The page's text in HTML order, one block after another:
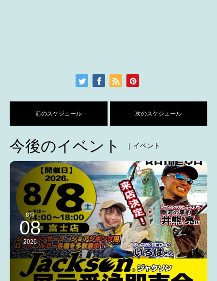
前のスケジュール 次のスケジュール
今後のイベント | イベント
8月
08
2026